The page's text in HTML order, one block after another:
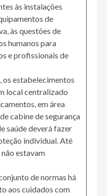
às instalações
de
às questões de
humanos para
e profissionais de
os estabelecimentos
local centralizado
em área
cabine de segurança
saúde deverá fazer
individual. Até
estavam
de normas há
aos cuidados com